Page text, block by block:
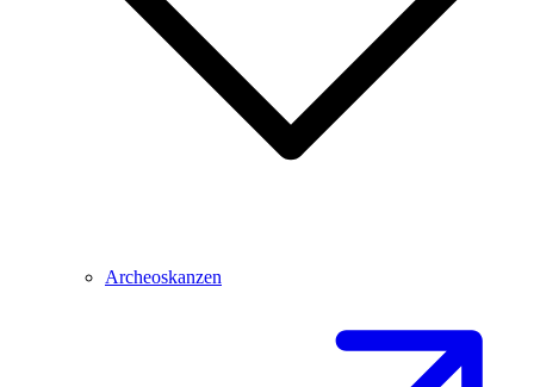
Archeoskanzen